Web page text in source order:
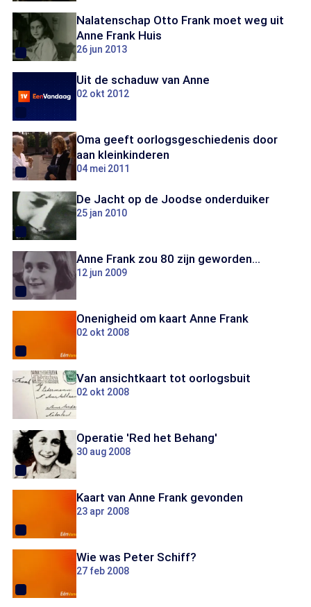
Nalatenschap Otto Frank moet weg uit
Anne Frank Huis
26 jun 2013
Uit de schaduw van Anne
02 okt 2012
Oma geeft oorlogsgeschiedenis door
aan kleinkinderen
04 mei 2011
De Jacht op de Joodse onderduiker
25 jan 2010
Anne Frank zou 80 zijn geworden...
12 jun 2009
Onenigheid om kaart Anne Frank
02 okt 2008
Van ansichtkaart tot oorlogsbuit
02 okt 2008
Operatie 'Red het Behang'
30 aug 2008
Kaart van Anne Frank gevonden
23 apr 2008
Wie was Peter Schiff?
27 feb 2008